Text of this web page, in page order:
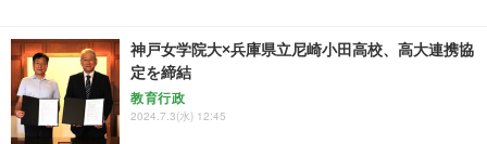
神戸女学院大×兵庫県立尼崎小田高校、高大連携協
定を締結
教育行政
2024.7.3(水) 12:45